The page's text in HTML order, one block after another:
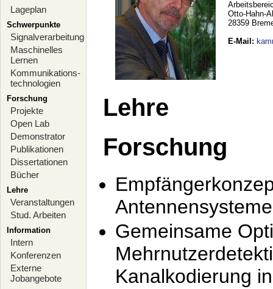
Lageplan
Schwerpunkte
Signalverarbeitung
Maschinelles
Lernen
Kommunikations-
technologien
Forschung
Projekte
Open Lab
Demonstrator
Publikationen
Dissertationen
Bücher
Lehre
Veranstaltungen
Stud. Arbeiten
Information
Intern
Konferenzen
Externe
Jobangebote
Otto-Hahn-
28359
E-Mail :
Lehre
Forschung
Antennensysteme
Gemeinsame
Kanalkodierung